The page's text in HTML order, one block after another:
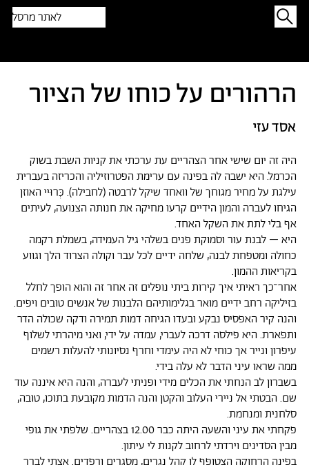
לאתר מרסל
היה זה יום שישי אחר הצהריים עת ערכתי את קניות השבת בשוק
הכרמל. היא ישבה לה בפינה עם ערימת הפטרוזיליה והכריזה בעברית
עילגת על מחיר מגוחך של וואחד שיקל לרבטה (לחבילה). כְּרוּיי האוזן
הגיחו לעברה והמון הידיים קרעו מחיקה את חנותה הצנועה, לעיתים
אף בלי לתת את השקל האחד.
היא – לבנת עור וסמוקת פנים בשלהי גיל העמידה, בשמלת רקמה
כחולה ומטפחת לבנה, שלחה ידיים לכל עבר וקולה הצרוד הלך וגווע
בקריאות ההמון.
אחר־כך ראיתי איך קירות ביתי נופלים זה אחר זה והוא הופך לחלל
בזיליקה רחב ידיים מואר בגלימותיהם הלבנות של אנשים טובים ויפים.
והנה קיר האפסיס נבקע ובעדו הגיחה דמות תמירה ודקה שכולה הדר
ותפארת. היא פילסה דרכה לעברי, עמדה על ידי, ואני מיהרתי לשלוף
עיפרון ונייר אך כוחי לא היה עימדי וחרף נסיונותי להעלות רשמים
ממה שראו עיני הדבר לא עלה בידי.
בשברון לב הנחתי את הכלים מידי ופניתי לעברה, והנה היא איננה עוד
שם. הבטתי אל ניירי העלוב והקטן והנה הדמות מקובעת בתוכו, טובה,
סלחנית ומנחמת.
פקחתי את עיני והשעה היתה כבר 12.00 בצהריים. שלפתי את גופי
מבין הסדינים וירדתי לרחוב לקנות לי עיתון.
הרהורים על כוחו של הציור
אסד עזי